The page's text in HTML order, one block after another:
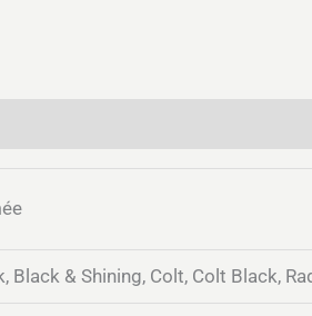
Black & Shining, Colt, Colt Black,